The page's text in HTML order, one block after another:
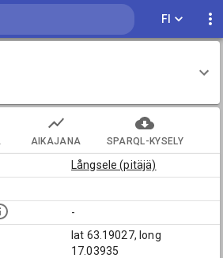
FI
AIKAJANA SPARQL-KYSELY
Långsele (pitäjä)
-
lat 63.19027, long
17.03935